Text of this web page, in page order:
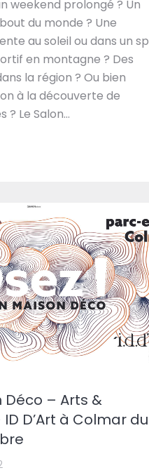
weekend prolongé ? Un
du monde ? Une
au soleil ou dans un
en montagne ? Des
la région ? Ou bien
à la découverte de
? Le Salon…
Déco – Arts &
D’Art à Colmar du